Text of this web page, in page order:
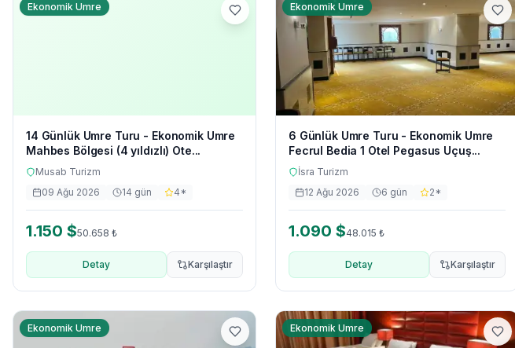
Ekonomik Umre
14 Günlük Umre Turu - Ekonomik Umre
Mahbes Bölgesi (4 yıldızlı) Ote...
Musab Turizm
09 Ağu 2026
14 gün 4*
1.150 $50.658 ₺
Detay Karşılaştır
Ekonomik Umre
6 Günlük Umre Turu - Ekonomik Umre
Fecrul Bedia 1 Otel Pegasus Uçuş...
İsra Turizm
12 Ağu 2026
6 gün 2*
1.090 $48.015 ₺
Detay Karşılaştır
Ekonomik Umre Ekonomik Umre